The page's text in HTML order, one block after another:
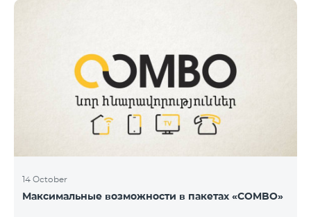
14 October
Максимальные возможности в пакетах «COMBO»